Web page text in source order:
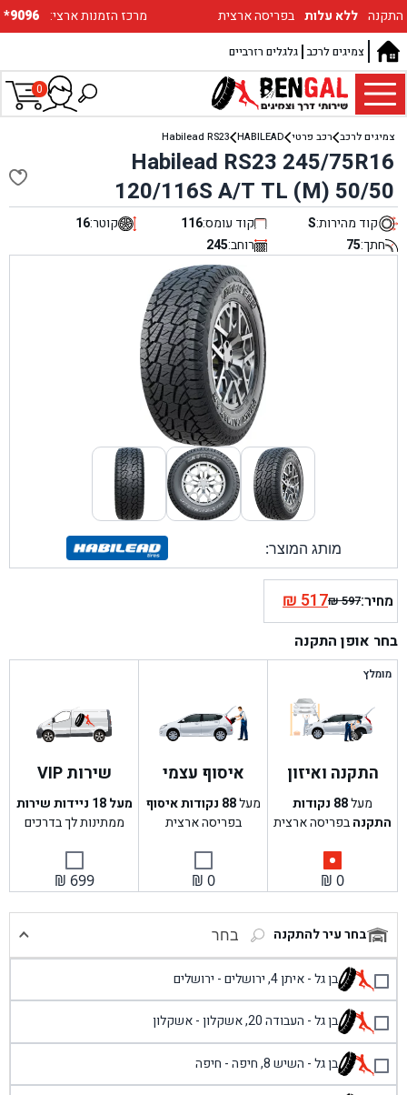
*9096 :מרכז הזמנות ארצי התקנה ללא עלות בפריסה ארצית
גלגלים רזרביים צמיגים לרכב
0
צמיגים לרכב רכב פרטי HABILEAD
Habilead RS23
Habilead RS23 245/75R16
120/116S A/T TL (M) 50/50
קוד מהירות:S קוד עומס:116 קוטר:16
חתך:75 רוחב:245
מותג המוצר:
מחיר: ₪597
המחיר
המקורי
היה:
₪517המחיר
הנוכחי
הוא:
בחר אופן התקנה
מומלץ
התקנה ואיזון
מעל88 נקודות
התקנהבפריסה ארצית
₪ 0
איסוף עצמי
מעל88 נקודות איסוף
בפריסה ארצית
₪ 0
שירות VIP
מעל 18 ניידות שירות
ממתינות לך בדרכים
₪ 699
בחר עיר להתקנה בחר
בן גל - איתן 4, ירושלים - ירושלים
בן גל - העבודה 20, אשקלון - אשקלון
בן גל - השיש 8, חיפה - חיפה